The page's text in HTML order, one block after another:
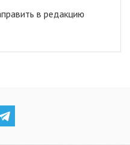
в редакцию